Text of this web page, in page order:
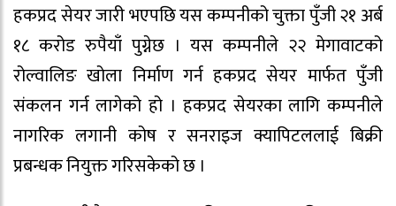
हकप्रद सेयर जारी भएपछि यस कम्पनीको चुक्ता पुँजी २१ अर्ब
१८ करोड रुपैयाँ पुग्नेछ । यस कम्पनीले २२ मेगावाटको
रोल्वालिङ खोला निर्माण गर्न हकप्रद सेयर मार्फत पुँजी
संकलन गर्न लागेको हो । हकप्रद सेयरका लागि कम्पनीले
नागरिक लगानी कोष र सनराइज क्यापिटललाई बिक्री
प्रबन्धक नियुक्त गरिसकेको छ ।